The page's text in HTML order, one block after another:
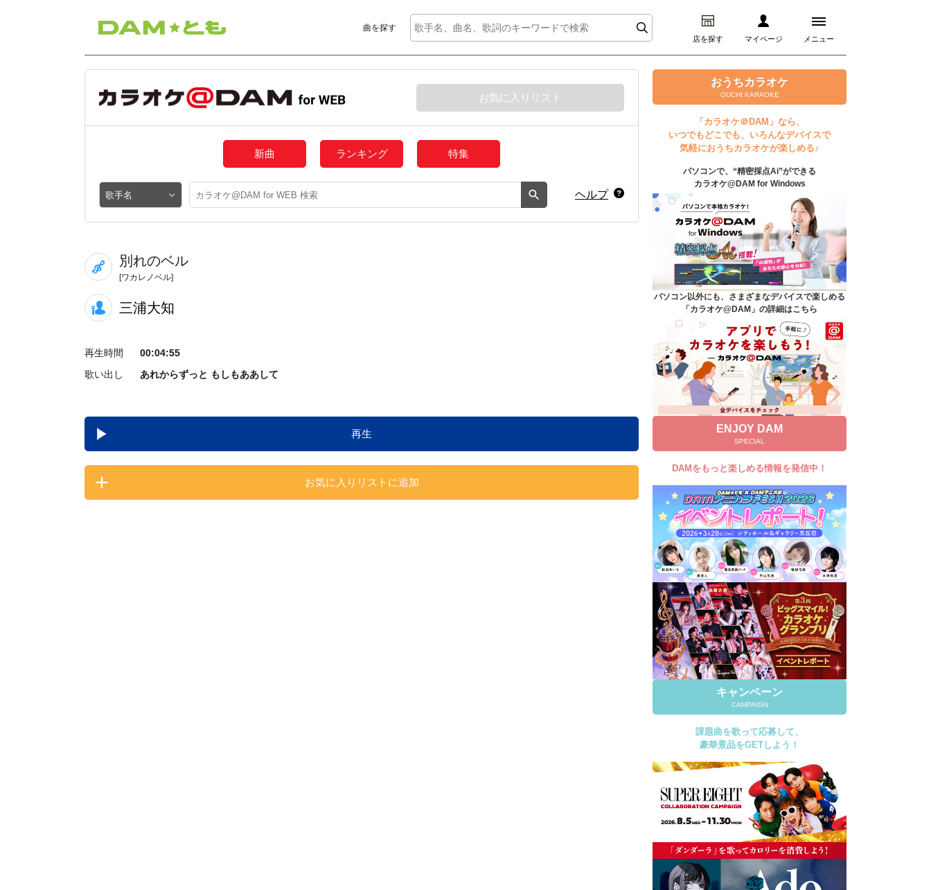
曲を探す
店を探す マイページ メニュー
ログイン
マイページ
プレミアムサービス
DAM★とも動画
DAM★とも録音
カラオケ＠DAM
ユーザー検索
キャンペーン
よくあるご質問
DAMの新曲・ランキングなど
カラオケ最新情報をチェック！
自宅でカラオケ歌い放題！
家族や友達と一緒に！練習にも！
お気に入りリスト
新曲 ランキング 特集
ヘルプ
別れのベル
[ワカレノベル]
三浦大知
再生時間
00:04:55
歌い出し
あれからずっと もしもああして
再生
お気に入りリストに追加
おうちカラオケ
OUCHI KARAOKE
「カラオケ＠DAM」なら、
いつでもどこでも、いろんなデバイスで
気軽におうちカラオケが楽しめる♪
パソコンで、“精密採点Ai”ができる
カラオケ@DAM for Windows
パソコン以外にも、さまざまなデバイスで楽しめる
「カラオケ@DAM」の詳細はこちら
ENJOY DAM
SPECIAL
DAMをもっと楽しめる情報を発信中！
キャンペーン
CAMPAIGN
課題曲を歌って応募して、
豪華景品をGETしよう！